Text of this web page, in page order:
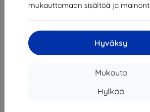
mukauttamaan sisältöä ja
Hyväksy
Mukauta
Hylkää